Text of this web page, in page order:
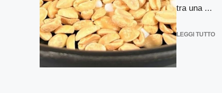
tra una ...
LEGGI TUTTO